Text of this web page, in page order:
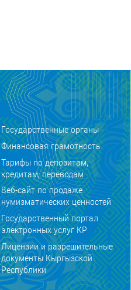
Государственные органы
Финансовая грамотность
Тарифы по депозитам,
кредитам, переводам
Веб-сайт по продаже
нумизматических ценностей
Государственный портал
электронных услуг КР
Лицензии и разрешительные
документы Кыргызской
Республики